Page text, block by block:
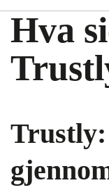
Hva